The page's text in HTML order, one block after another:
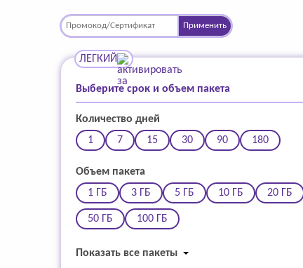
Применить
ЛЕГКИЙ
Выберите срок и объем пакета
Количество дней
1
7 15 30 90 180
Объем пакета
1 ГБ
3 ГБ 5 ГБ 10 ГБ 20 ГБ
50 ГБ 100 ГБ
Показать все пакеты